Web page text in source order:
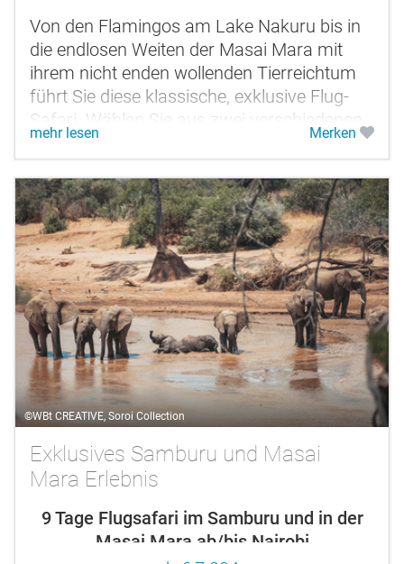
Von den Flamingos am Lake Nakuru bis in
die endlosen Weiten der Masai Mara mit
ihrem nicht enden wollenden Tierreichtum
führt Sie diese klassische, exklusive Flug-
Safari. Wählen Sie aus zwei verschiedenen
Unterkunftskategorien. Sie haben...
mehr lesen Merken
©WBt CREATIVE, Soroi Collection
Exklusives Samburu und Masai
Mara Erlebnis
9 Tage Flugsafari im Samburu und in der
Masai Mara ab/bis Nairobi